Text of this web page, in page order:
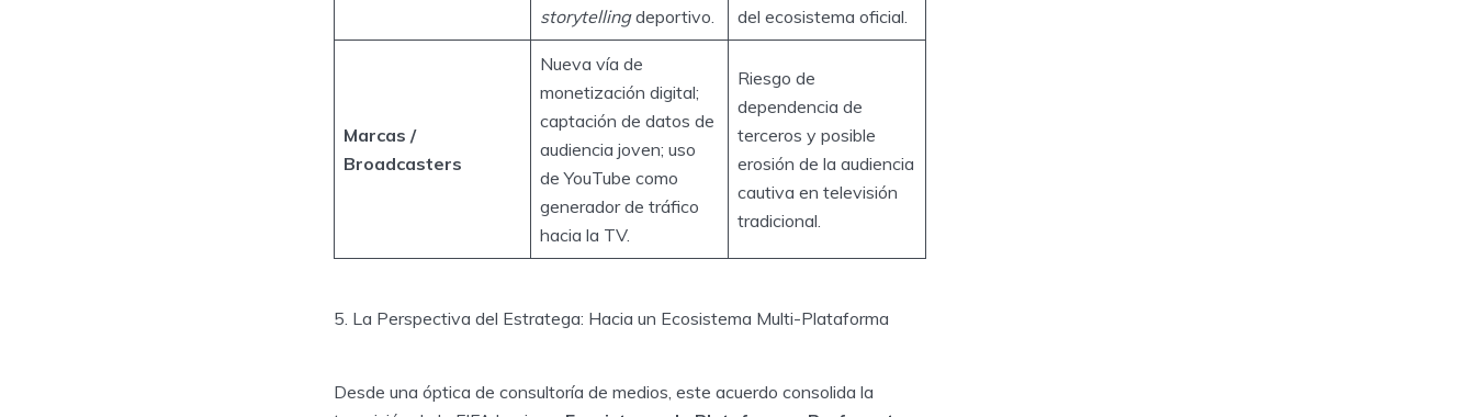
storytellingdeportivo.
del ecosistema oficial.
Marcas /
Broadcasters
Nueva vía de
monetización digital;
captación de datos de
audiencia joven; uso
de YouTube como
generador de tráfico
hacia la TV.
Riesgo de
dependencia de
terceros y posible
erosión de la audiencia
cautiva en televisión
tradicional.
5. La Perspectiva del Estratega: Hacia un Ecosistema Multi-Plataforma
Desde una óptica de consultoría de medios, este acuerdo consolida la